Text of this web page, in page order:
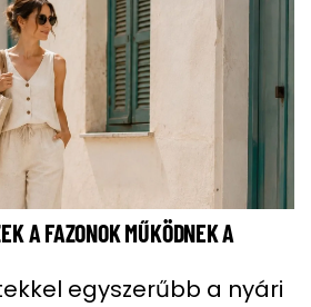
A FAZONOK MŰKÖDNEK A
egyszerűbb a nyári